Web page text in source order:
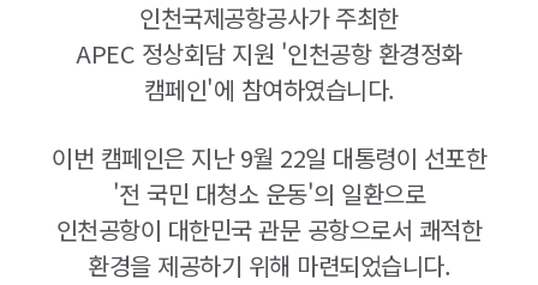
인천국제공항공사가 주최한
APEC 정상회담 지원 '인천공항 환경정화
캠페인'에 참여하였습니다.
이번 캠페인은 지난 9월 22일 대통령이 선포한
'전 국민 대청소 운동'의 일환으로
인천공항이 대한민국 관문 공항으로서 쾌적한
환경을 제공하기 위해 마련되었습니다.